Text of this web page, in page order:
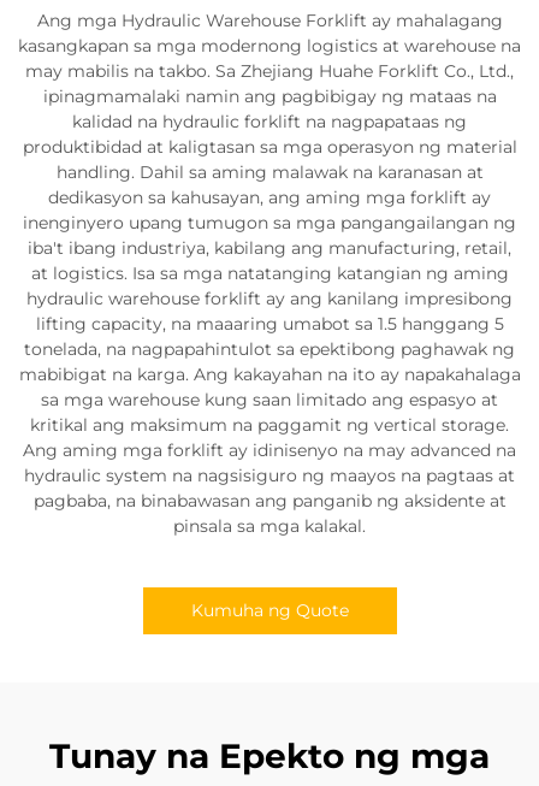
Ang mga Hydraulic Warehouse Forklift ay mahalagang
kasangkapan sa mga modernong logistics at warehouse na
may mabilis na takbo. Sa Zhejiang Huahe Forklift Co., Ltd.,
ipinagmamalaki namin ang pagbibigay ng mataas na
kalidad na hydraulic forklift na nagpapataas ng
produktibidad at kaligtasan sa mga operasyon ng material
handling. Dahil sa aming malawak na karanasan at
dedikasyon sa kahusayan, ang aming mga forklift ay
inenginyero upang tumugon sa mga pangangailangan ng
iba't ibang industriya, kabilang ang manufacturing, retail,
at logistics. Isa sa mga natatanging katangian ng aming
hydraulic warehouse forklift ay ang kanilang impresibong
lifting capacity, na maaaring umabot sa 1.5 hanggang 5
tonelada, na nagpapahintulot sa epektibong paghawak ng
mabibigat na karga. Ang kakayahan na ito ay napakahalaga
sa mga warehouse kung saan limitado ang espasyo at
kritikal ang maksimum na paggamit ng vertical storage.
Ang aming mga forklift ay idinisenyo na may advanced na
hydraulic system na nagsisiguro ng maayos na pagtaas at
pagbaba, na binabawasan ang panganib ng aksidente at
pinsala sa mga kalakal.
Kumuha ng Quote
Tunay na Epekto ng mga